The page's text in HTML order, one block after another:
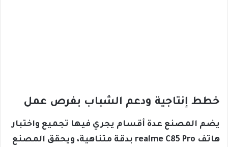
خطط إنتاجية ودعم الشباب بفرص عمل
يضم المصنع عدة أقسام يجري فيها تجميع واختبار
هاتف realme C85 Pro بدقة متناهية، ويحقق المصنع